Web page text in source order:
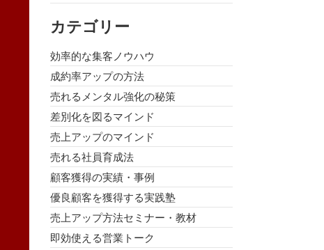
カテゴリー
効率的な集客ノウハウ
成約率アップの方法
売れるメンタル強化の秘策
差別化を図るマインド
売上アップのマインド
売れる社員育成法
顧客獲得の実績・事例
優良顧客を獲得する実践塾
売上アップ方法セミナー・教材
即効使える営業トーク